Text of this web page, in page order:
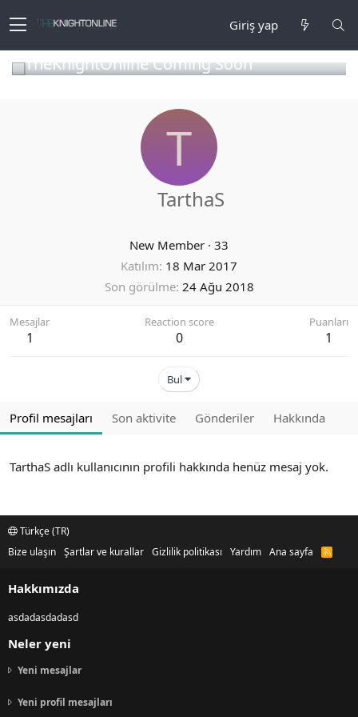
Giriş yap
TheKnightOnline Coming Soon
T
TarthaS
New Member · 33
Katılım 18 Mar 2017
Son görülme 24 Ağu 2018
Mesajlar
1
Reaction score
0
Puanları
1
Bul
Profil mesajları Son aktivite Gönderiler Hakkında
TarthaS adlı kullanıcının profili hakkında henüz mesaj yok.
Türkçe (TR)
Bize ulaşın Şartlar ve kurallar Gizlilik politikası Yardım Ana sayfa
R
Hakkımızda
asdadasdadasd
Neler yeni
Yeni mesajlar
Yeni profil mesajları